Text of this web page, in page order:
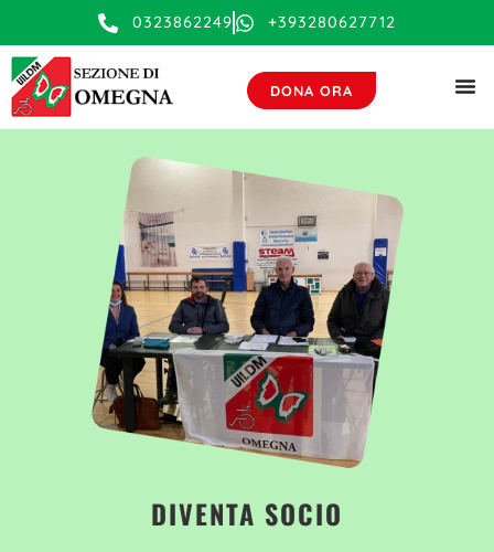
0323862249 +393280627712
DONA ORA
DIVENTA SOCIO